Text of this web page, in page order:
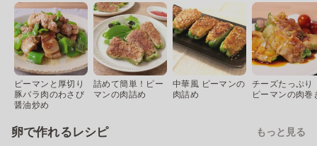
ピーマンと厚切り
豚バラ肉のわさび
醤油炒め
詰めて簡単！ピー
マンの肉詰め
中華風 ピーマンの
肉詰め
チーズたっぷり
ピーマンの肉巻
卵で作れるレシピ もっと見る